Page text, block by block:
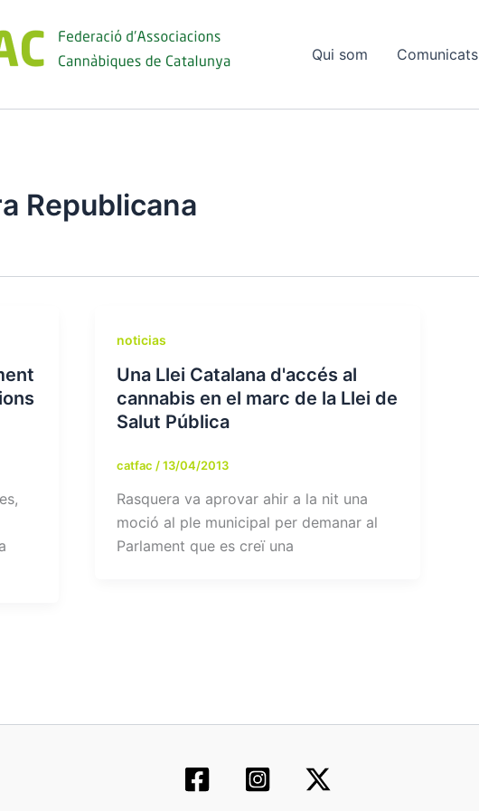
Qui som Comunicats
Republicana
noticias
Una Llei Catalana d'accés al
cannabis en el marc de la Llei de
Salut Pública
catfac /13/04/2013
Rasquera va aprovar ahir a la nit una
moció al ple municipal per demanar al
Parlament que es creï una